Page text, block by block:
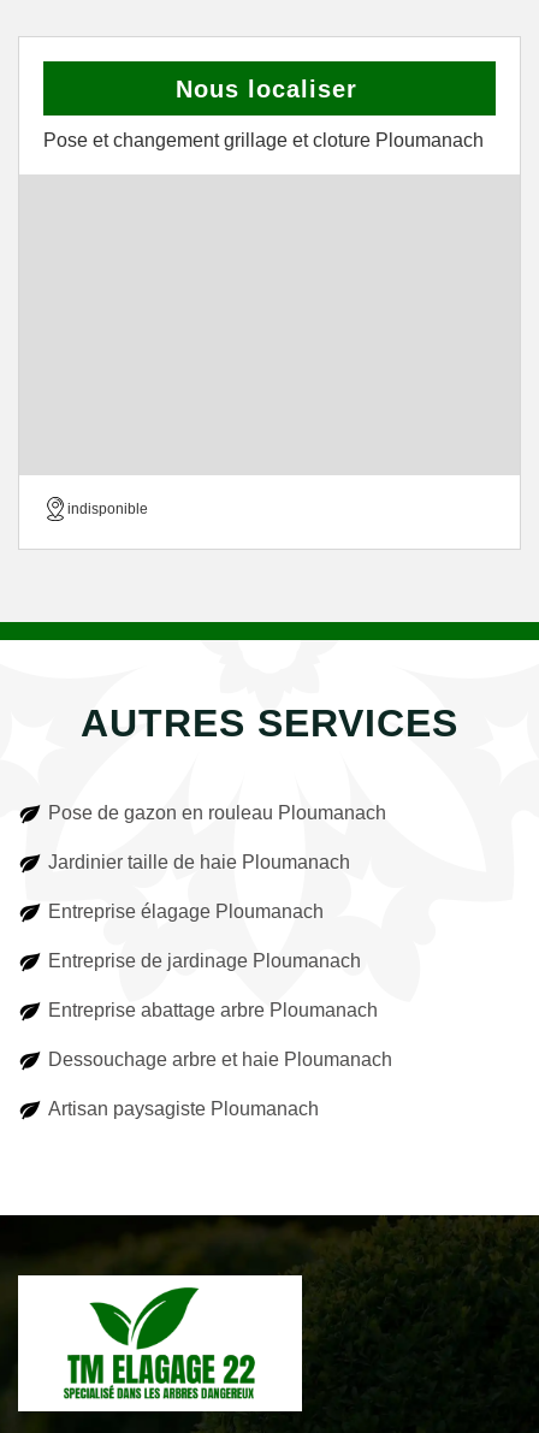
Nous localiser
Pose et changement grillage et cloture Ploumanach
indisponible
AUTRES SERVICES
Pose de gazon en rouleau Ploumanach
Jardinier taille de haie Ploumanach
Entreprise élagage Ploumanach
Entreprise de jardinage Ploumanach
Entreprise abattage arbre Ploumanach
Dessouchage arbre et haie Ploumanach
Artisan paysagiste Ploumanach